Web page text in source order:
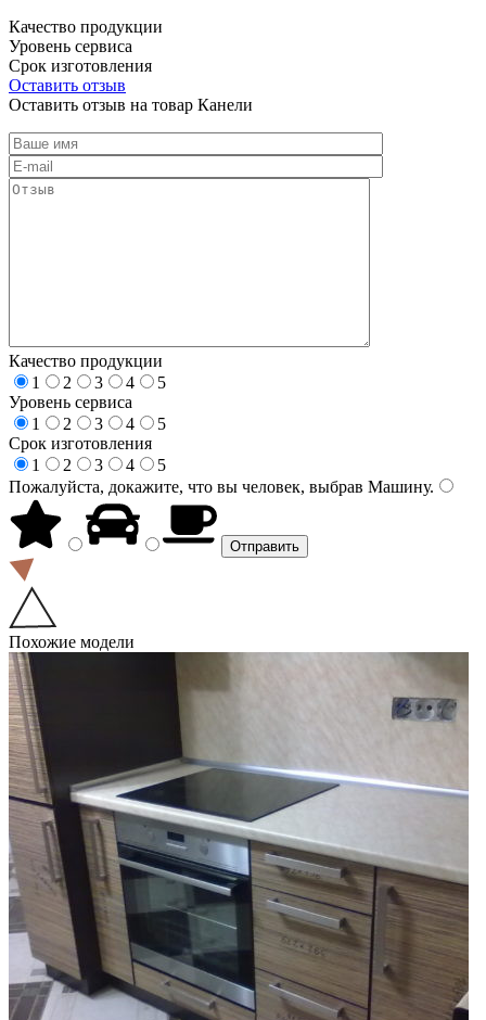
Качество продукции
Уровень сервиса
Срок изготовления
Оставить отзыв
Оставить отзыв на товар Канели
Качество продукции
1
2 3 4
5
Уровень сервиса
1
2 3 4
5
Срок изготовления
1
2 3 4
5
Пожалуйста, докажите, что вы человек, выбрав Машину.
Похожие модели